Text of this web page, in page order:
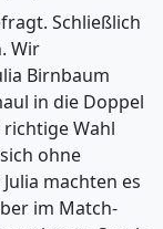
Schließlich
Wir
Birnbaum
in die Doppel
richtige Wahl
ohne
machten es
im Match-